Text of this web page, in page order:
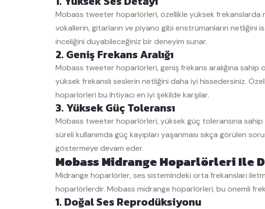
Mobass tweeter hoparlörleri, özellikle yüksek frekanslarda
vokallerin, gitarların ve piyano gibi enstrümanların
inceliğini duyabileceğiniz bir deneyim sunar.
2. Geniş Frekans Aralığı
Mobass tweeter hoparlörleri, geniş frekans aralığına
yüksek frekanslı seslerin netliğini daha iyi hissedersiniz.
hoparlörleri bu ihtiyacı en iyi şekilde karşılar.
3. Yüksek Güç Toleransı
Mobass tweeter hoparlörleri, yüksek güç toleransına sahip
süreli kullanımda güç kayıpları yaşanması sıkça görülen
göstermeye devam eder.
Mobass Midrange Hoparlörleri Ile
Midrange hoparlörler, ses sistemindeki orta frekansları
hoparlörlerdir. Mobass midrange hoparlörleri, bu önemli
1. Doğal Ses Reprodüksiyonu